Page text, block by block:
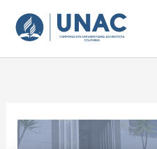
contenido